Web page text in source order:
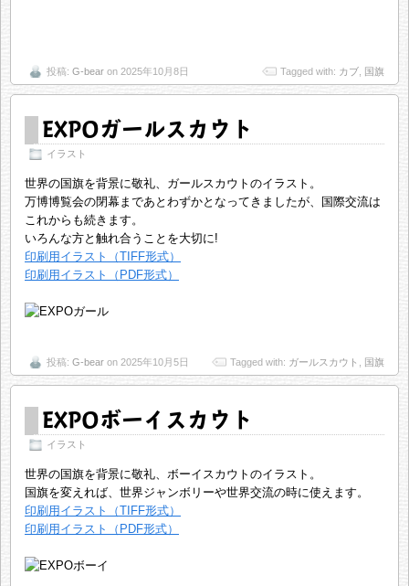
投稿: G-bear on 2025年10月8日 Tagged with: カブ 国旗
EXPOガールスカウト
イラスト
世界の国旗を背景に敬礼、ガールスカウトのイラスト。
万博博覧会の閉幕まであとわずかとなってきましたが、国際交流は
これからも続きます。
いろんな方と触れ合うことを大切に!
印刷用イラスト（TIFF形式）
印刷用イラスト（PDF形式）
投稿: G-bear on 2025年10月5日 Tagged with: ガールスカウト 国旗
EXPOボーイスカウト
イラスト
世界の国旗を背景に敬礼、ボーイスカウトのイラスト。
国旗を変えれば、世界ジャンボリーや世界交流の時に使えます。
印刷用イラスト（TIFF形式）
印刷用イラスト（PDF形式）